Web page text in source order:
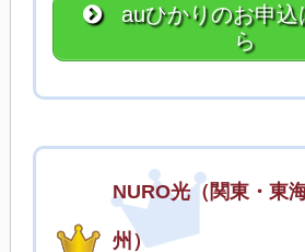
auひかりのお申込
ら
NURO光（関東・東
州）